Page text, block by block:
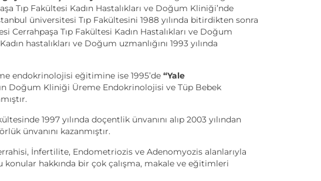
Tıp Fakültesi Kadın Hastalıkları ve Doğum Kliniği’nde
üniversitesi Tıp Fakültesini 1988 yılında bitirdikten sonra
Cerrahpaşa Tıp Fakültesi Kadın Hastalıkları ve Doğum
hastalıkları ve Doğum uzmanlığını 1993 yılında
endokrinolojisi eğitimine ise 1995’de “Yale
Doğum Kliniği Üreme Endokrinolojisi ve Tüp Bebek
1997 yılında doçentlik ünvanını alıp 2003 yılından
ünvanını kazanmıştır.
İnfertilite, Endometriozis ve Adenomyozis alanlarıyla
hakkında bir çok çalışma, makale ve eğitimleri